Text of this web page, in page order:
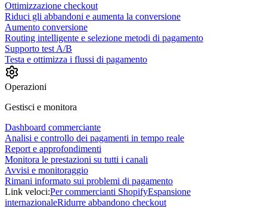
Ottimizzazione checkout
Riduci gli abbandoni e aumenta la conversione
Aumento conversione
Routing intelligente e selezione metodi di pagamento
Supporto test A/B
Testa e ottimizza i flussi di pagamento
Operazioni
Gestisci e monitora
Dashboard commerciante
Analisi e controllo dei pagamenti in tempo reale
Report e approfondimenti
Monitora le prestazioni su tutti i canali
Avvisi e monitoraggio
Rimani informato sui problemi di pagamento
Link veloci:Per commercianti ShopifyEspansione
internazionaleRidurre abbandono checkout